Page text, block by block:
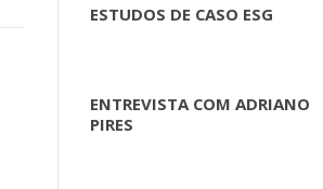
ESTUDOS DE CASO ESG
ENTREVISTA COM ADRIANO
PIRES